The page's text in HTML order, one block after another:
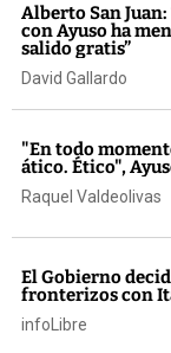
Alberto San
con Ayuso ha
salido gratis”
David Gallardo
"En todo
ático. Ético",
Raquel Valdeolivas
El Gobierno
fronterizos con
infoLibre